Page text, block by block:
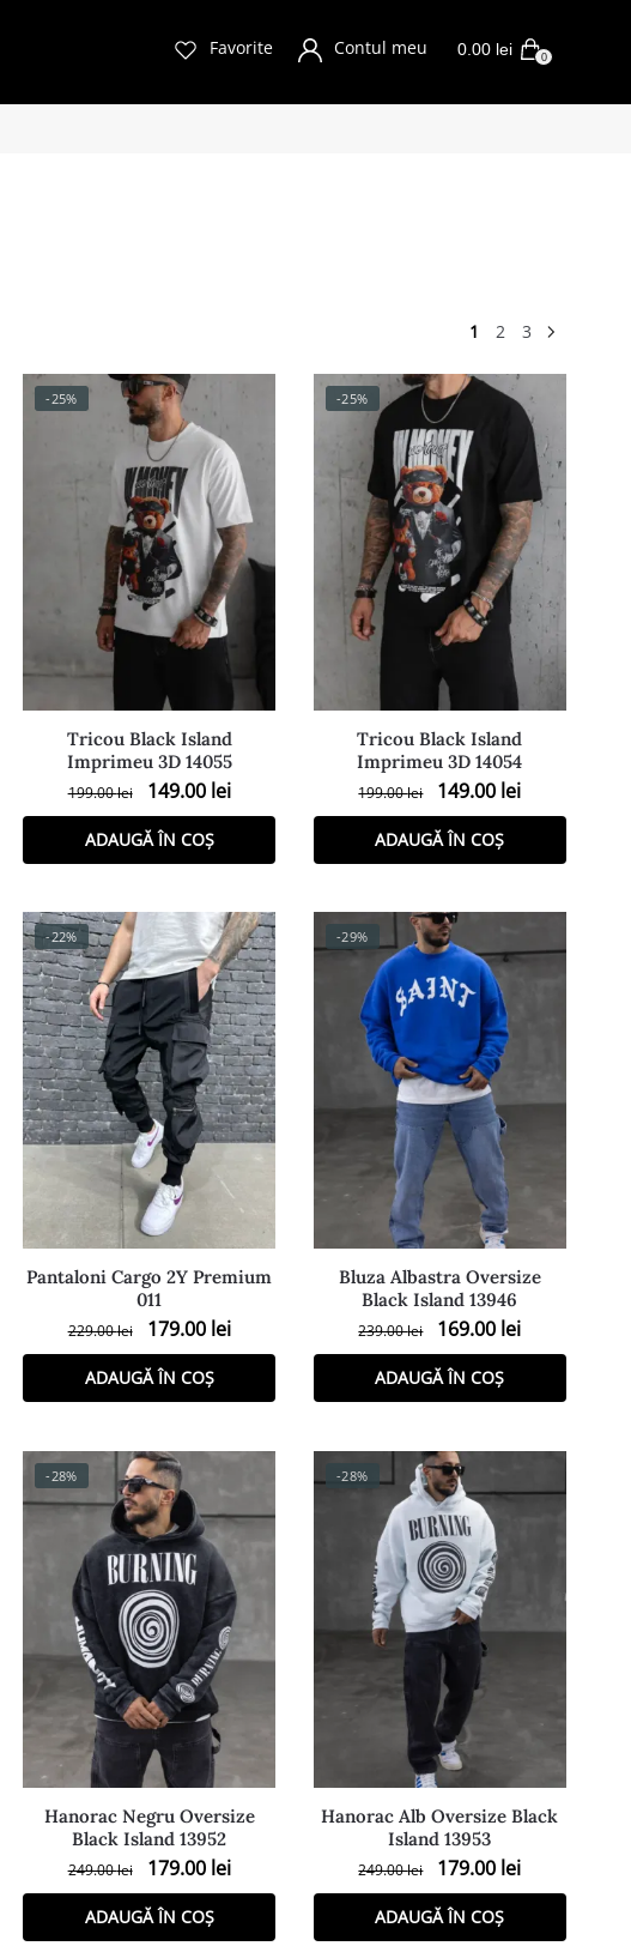
Favorite Contul meu 0.00 lei 0
1 2 3
-25%
Tricou Black Island
Imprimeu 3D 14055
199.00lei 149.00 lei
ADAUGĂ ÎN COȘ
-25%
Tricou Black Island
Imprimeu 3D 14054
199.00lei 149.00 lei
ADAUGĂ ÎN COȘ
-22%
Pantaloni Cargo 2Y Premium
011
229.00lei 179.00 lei
ADAUGĂ ÎN COȘ
-29%
Bluza Albastra Oversize
Black Island 13946
239.00lei 169.00 lei
ADAUGĂ ÎN COȘ
-28%
Hanorac Negru Oversize
Black Island 13952
249.00lei 179.00 lei
ADAUGĂ ÎN COȘ
-28%
Hanorac Alb Oversize Black
Island 13953
249.00lei 179.00 lei
ADAUGĂ ÎN COȘ